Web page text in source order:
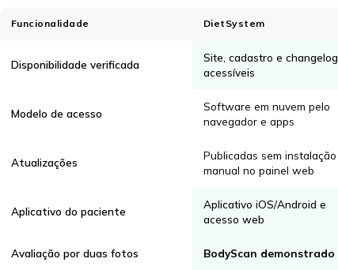
Funcionalidade DietSystem
Disponibilidade verificada
Site, cadastro e changelog
acessíveis
Modelo de acesso
Software em nuvem pelo
navegador e apps
Atualizações
Publicadas sem instalação
manual no painel web
Aplicativo do paciente
Aplicativo iOS/Android e
acesso web
Avaliação por duas fotos BodyScan demonstrado